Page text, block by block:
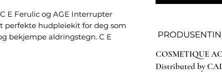
E Ferulic og AGE Interrupter
perfekte hudpleiekit for deg som
bekjempe aldringstegn. C E
COSMETIQUE
Distributed by CAI